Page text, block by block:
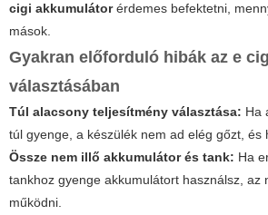
cigi akkumulátorérdemes befektetni,
mások.
Gyakran előforduló hibák az e
választásában
Túl alacsony teljesítmény választása: Ha
túl gyenge, a készülék nem ad elég gőzt, és
Össze nem illő akkumulátor és tank: Ha
tankhoz gyenge akkumulátort használsz, az
működni.